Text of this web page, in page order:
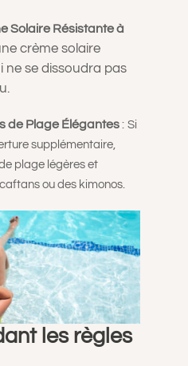
Solaire Résistante à
crème solaire
ne se dissoudra pas
de Plage Élégantes : Si
supplémentaire,
plage légères et
ou des kimonos.
les règles